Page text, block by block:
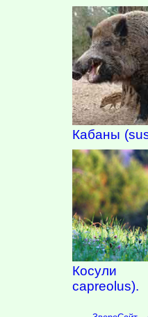
Кабаны
Косули
capreolus).